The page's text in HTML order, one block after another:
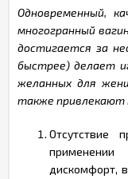
Одновременный,
многогранный
достигается за
быстрее) делает
желанных для
также привлекают
Отсутствие
дискомфорт,